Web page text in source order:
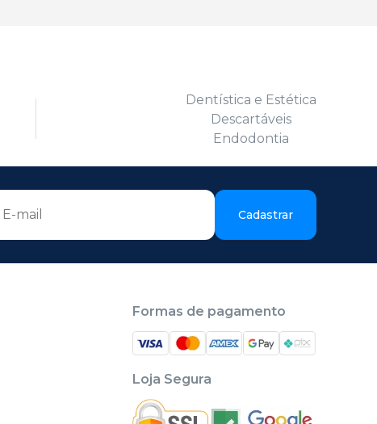
Dentística e Estética
Descartáveis
Endodontia
Cadastrar
Formas de pagamento
Loja Segura